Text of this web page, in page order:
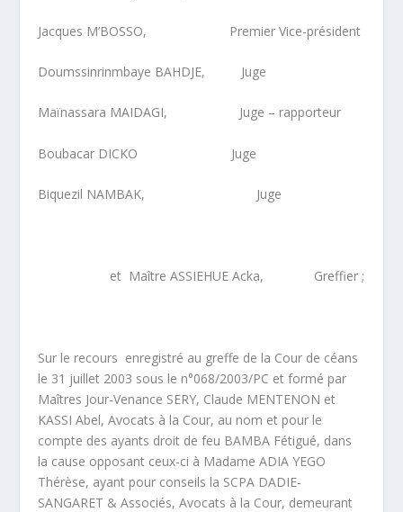
Jacques M’BOSSO, Premier Vice-président
Doumssinrinmbaye BAHDJE, Juge
Maïnassara MAIDAGI, Juge – rapporteur
Boubacar DICKO Juge
Biquezil NAMBAK, Juge
et Maître ASSIEHUE Acka, Greffier ;
Sur le recours enregistré au greffe de la Cour de céans
le 31 juillet 2003 sous le n°068/2003/PC et formé par
Maîtres Jour-Venance SERY, Claude MENTENON et
KASSI Abel, Avocats à la Cour, au nom et pour le
compte des ayants droit de feu BAMBA Fétigué, dans
la cause opposant ceux-ci à Madame ADIA YEGO
Thérèse, ayant pour conseils la SCPA DADIE-
SANGARET & Associés, Avocats à la Cour, demeurant